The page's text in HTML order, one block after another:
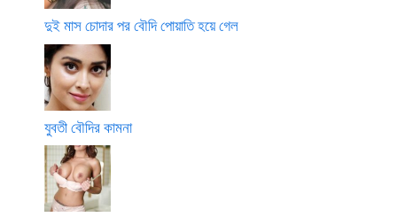
দুই মাস চোদার পর বৌদি পোয়াতি হয়ে গেল
যুবতী বৌদির কামনা